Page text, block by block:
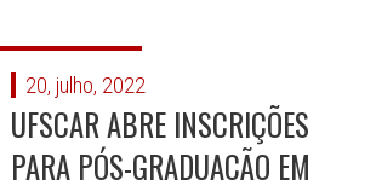
20, julho, 2022
UFSCAR ABRE INSCRIÇÕES
PARA PÓS-GRADUAÇÃO EM